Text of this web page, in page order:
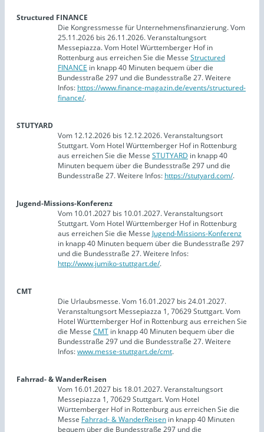
Structured FINANCE
Die Kongressmesse für Unternehmensfinanzierung. Vom
25.11.2026 bis 26.11.2026. Veranstaltungsort
Messepiazza. Vom Hotel Württemberger Hof in
Rottenburg aus erreichen Sie die Messe Structured
FINANCE in knapp 40 Minuten bequem über die
Bundesstraße 297 und die Bundesstraße 27. Weitere
Infos: https://www.finance-magazin.de/events/structured-
finance/.
STUTYARD
Vom 12.12.2026 bis 12.12.2026. Veranstaltungsort
Stuttgart. Vom Hotel Württemberger Hof in Rottenburg
aus erreichen Sie die Messe STUTYARD in knapp 40
Minuten bequem über die Bundesstraße 297 und die
Bundesstraße 27. Weitere Infos: https://stutyard.com/.
Jugend-Missions-Konferenz
Vom 10.01.2027 bis 10.01.2027. Veranstaltungsort
Stuttgart. Vom Hotel Württemberger Hof in Rottenburg
aus erreichen Sie die Messe Jugend-Missions-Konferenz
in knapp 40 Minuten bequem über die Bundesstraße 297
und die Bundesstraße 27. Weitere Infos:
http://www.jumiko-stuttgart.de/.
CMT
Die Urlaubsmesse. Vom 16.01.2027 bis 24.01.2027.
Veranstaltungsort Messepiazza 1, 70629 Stuttgart. Vom
Hotel Württemberger Hof in Rottenburg aus erreichen Sie
die Messe CMT in knapp 40 Minuten bequem über die
Bundesstraße 297 und die Bundesstraße 27. Weitere
Infos:www.messe-stuttgart.de/cmt.
Fahrrad- & WanderReisen
Vom 16.01.2027 bis 18.01.2027. Veranstaltungsort
Messepiazza 1, 70629 Stuttgart. Vom Hotel
Württemberger Hof in Rottenburg aus erreichen Sie die
Messe Fahrrad- & WanderReisen in knapp 40 Minuten
bequem über die Bundesstraße 297 und die